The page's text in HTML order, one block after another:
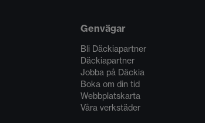
Genvägar
Bli Däckiapartner
Däckiapartner
Jobba på Däckia
Boka om din tid
Webbplatskarta
Våra verkstäder